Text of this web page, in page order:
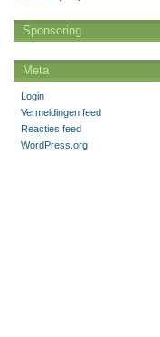
Sponsoring
Meta
Login
Vermeldingen feed
Reacties feed
WordPress.org